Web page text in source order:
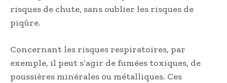
risques de chute, sans oublier les risques de
piqûre.
Concernant les risques respiratoires, par
exemple, il peut s’agir de fumées toxiques, de
poussières minérales ou métalliques. Ces